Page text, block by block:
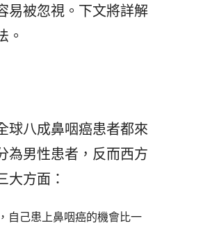
易被忽視。下文將詳解
。
球八成鼻咽癌患者都來
為男性患者，反而西方
方面：
自己患上鼻咽癌的機會比一